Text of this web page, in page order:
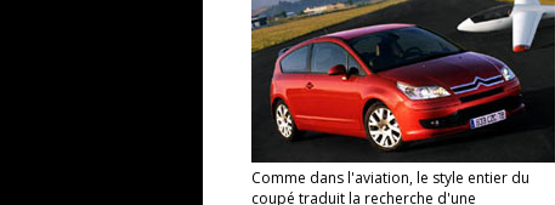
Comme dans l'aviation, le style entier du
coupé traduit la recherche d'une